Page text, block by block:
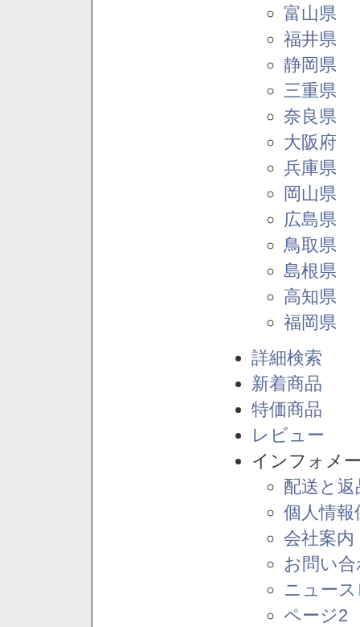
富山県
福井県
静岡県
三重県
奈良県
大阪府
兵庫県
岡山県
広島県
鳥取県
島根県
高知県
福岡県
詳細検索
新着商品
特価商品
レビュー
インフォメ
配送と
個人情報
会社案内
お問い
ニュー
ページ2